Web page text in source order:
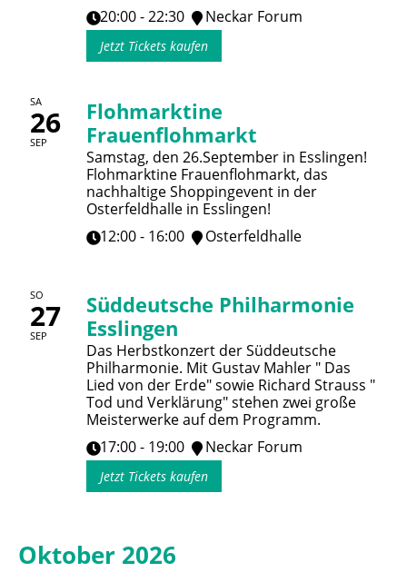
20:00 - 22:30
Neckar Forum
Jetzt Tickets kaufen
SA
26
SEP
Flohmarktine
Frauenflohmarkt
Samstag, den 26.September in Esslingen!
Flohmarktine Frauenflohmarkt, das
nachhaltige Shoppingevent in der
Osterfeldhalle in Esslingen!
12:00 - 16:00
Osterfeldhalle
SO
27
SEP
Süddeutsche Philharmonie
Esslingen
Das Herbstkonzert der Süddeutsche
Philharmonie. Mit Gustav Mahler " Das
Lied von der Erde" sowie Richard Strauss "
Tod und Verklärung" stehen zwei große
Meisterwerke auf dem Programm.
17:00 - 19:00
Neckar Forum
Jetzt Tickets kaufen
Oktober 2026